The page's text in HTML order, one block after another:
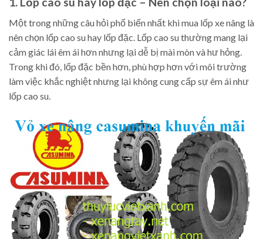
Một trong những câu hỏi phổ biến nhất khi mua lốp xe nâng là
nên chọn lốp cao su hay lốp đặc. Lốp cao su thường mang lại
cảm giác lái êm ái hơn nhưng lại dễ bị mài mòn và hư hỏng.
Trong khi đó, lốp đặc bền hơn, phù hợp hơn với môi trường
làm việc khắc nghiệt nhưng lại không cung cấp sự êm ái như
lốp cao su.